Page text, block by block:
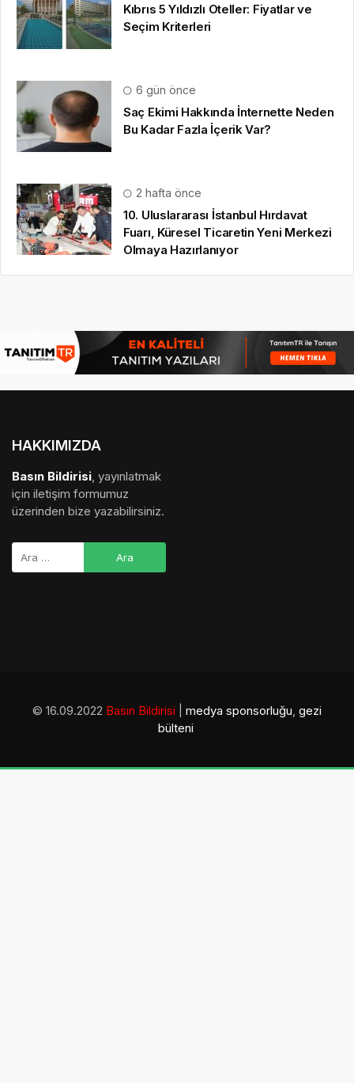
Kıbrıs 5 Yıldızlı Oteller: Fiyatlar ve
Seçim Kriterleri
6 gün önce
Saç Ekimi Hakkında İnternette Neden
Bu Kadar Fazla İçerik Var?
2 hafta önce
10. Uluslararası İstanbul Hırdavat
Fuarı, Küresel Ticaretin Yeni Merkezi
Olmaya Hazırlanıyor
HAKKIMIZDA
Basın Bildirisi, yayınlatmak
için iletişim formumuz
üzerinden bize yazabilirsiniz.
© 16.09.2022 Basın Bildirisi medya sponsorluğu, gezi
bülteni